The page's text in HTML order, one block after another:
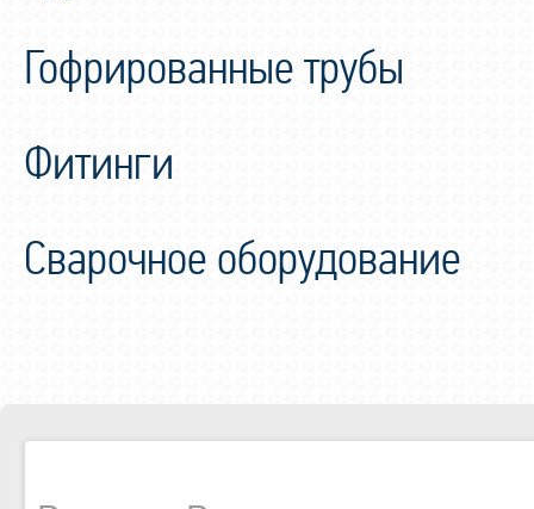
Гофрированные трубы
Фитинги
Сварочное оборудование